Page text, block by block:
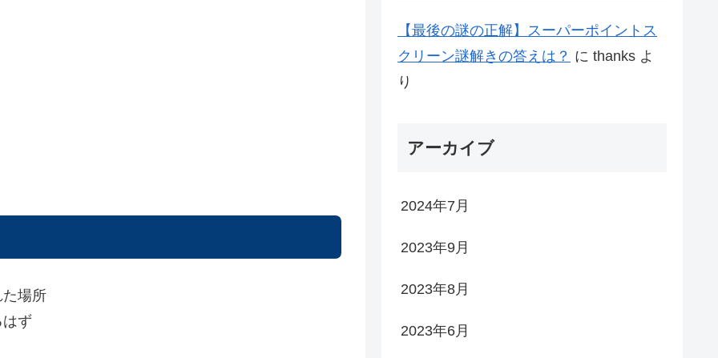
場所
ず
【最後の謎の正解】スーパーポイントス
クリーン謎解きの答えは？ に thanks よ
り
アーカイブ
2024年7月
2023年9月
2023年8月
2023年6月